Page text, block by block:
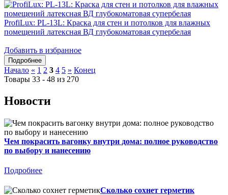
ProfiLux: PL-13L: Краска для стен и потолков для влажных
помещений латексная ВД глубокоматовая супербелая
Добавить в избранное
Начало « 1 2 3 4 5 » Конец
Товары 33 - 48 из 270
Новости
Чем покрасить вагонку внутри дома: полное руководство
по выбору и нанесению
Подробнее
Сколько сохнет герметик